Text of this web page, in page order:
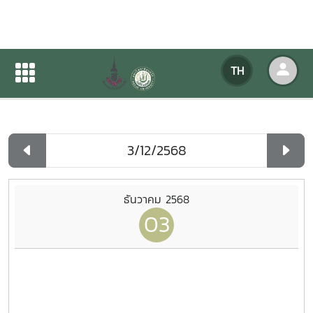
TH
ปฏิทินกิจกรรมของหน่วยงาน
ปฏิทินกิจกรรมของหน่วยงาน
ธันวาคม 2568
03